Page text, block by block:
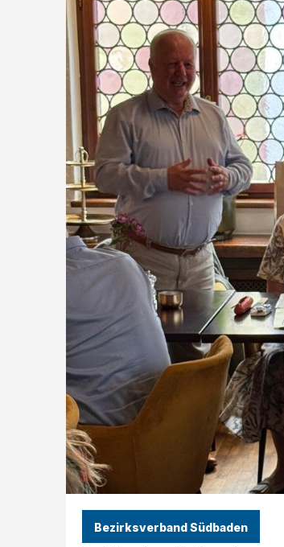
Bezirksverband Südbaden